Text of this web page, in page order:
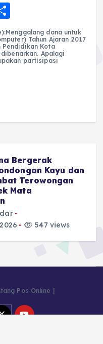
h
a
re
dana untuk
Tahun Ajaran 2017
Pendidikan Kota
Apalagi
partisipasi
Bergerak
Kayu dan
Terowongan
Mata
547 views
Pos Online |